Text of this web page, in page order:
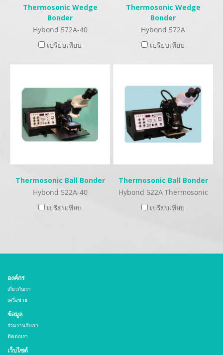
Thermosonic Wedge
Bonder
Hybond 572A-40
เปรียบเทียบ
Thermosonic Wedge
Bonder
Hybond 572A
เปรียบเทียบ
Thermosonic Ball Bonder
Hybond 522A-40
เปรียบเทียบ
Thermosonic Ball Bonder
Hybond 522A Thermosonic
เปรียบเทียบ
องค์กร
เกี่ยวกับเรา
เครือข่าย
ข้อมูล
ร่วมงานกับเรา
ติดต่อเรา
เว็บไซต์